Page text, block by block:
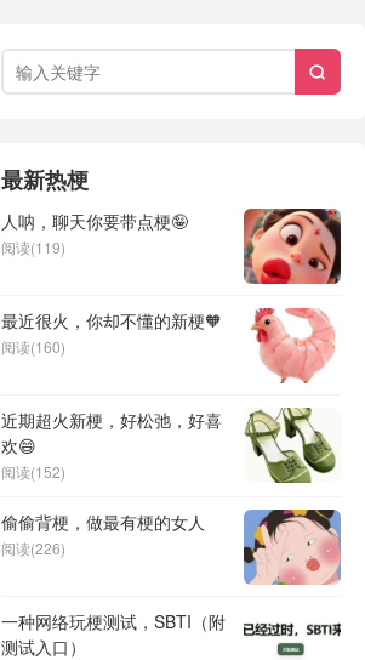

最新热梗
人呐，聊天你要带点梗🤪
阅读(119)
最近很火，你却不懂的新梗🧡
阅读(160)
近期超火新梗，好松弛，好喜
欢😄
阅读(152)
偷偷背梗，做最有梗的女人
阅读(226)
一种网络玩梗测试，SBTI（附
测试入口）